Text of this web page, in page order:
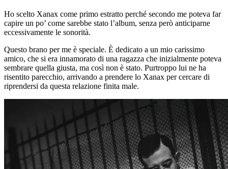
Ho scelto Xanax come primo estratto perché secondo me poteva far
capire un po’ come sarebbe stato l’album, senza però anticiparne
eccessivamente le sonorità.
Questo brano per me è speciale. È dedicato a un mio carissimo
amico, che si era innamorato di una ragazza che inizialmente poteva
sembrare quella giusta, ma così non è stato. Purtroppo lui ne ha
risentito parecchio, arrivando a prendere lo Xanax per cercare di
riprendersi da questa relazione finita male.